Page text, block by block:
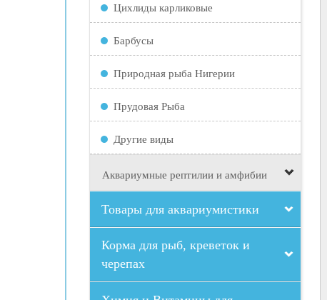
Цихлиды карликовые
Барбусы
Природная рыба Нигерии
Прудовая Рыба
Другие виды
Аквариумные рептилии и амфибии
Товары для аквариумистики
Корма для рыб, креветок и
черепах